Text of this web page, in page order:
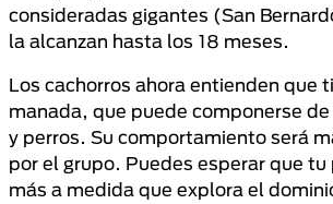
consideradas gigantes (San
la alcanzan hasta los 18 meses.
Los cachorros ahora entienden que
manada, que puede componerse
y perros. Su comportamiento será
por el grupo. Puedes esperar que
más a medida que explora el